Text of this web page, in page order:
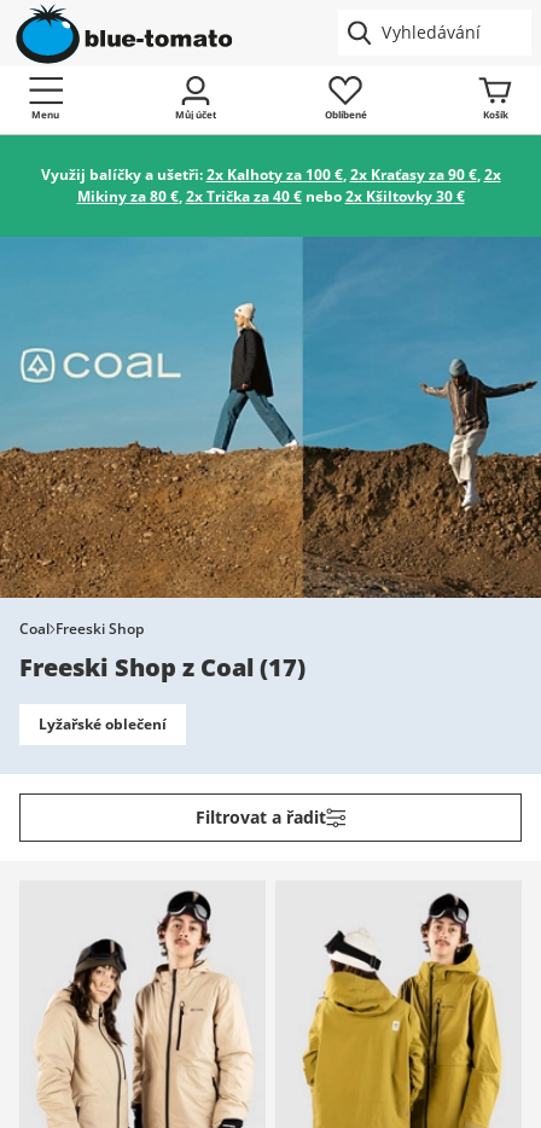
Menu Můj účet Oblíbené Košík
Využij balíčky a ušetři:2x Kalhoty za 100 €,2x Kraťasy za 90 €,2x
Mikiny za 80 €,2x Trička za 40 €nebo2x Kšiltovky 30 €
Coal Freeski Shop
Freeski Shop z Coal(17)
Lyžařské oblečení
Filtrovat a řadit